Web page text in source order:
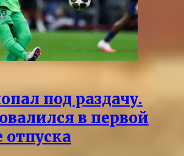
под раздачу.
в первой
отпуска